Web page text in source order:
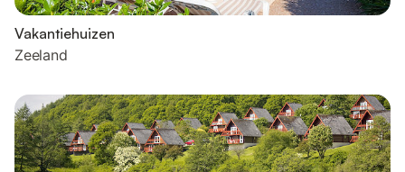
Vakantiehuizen
Zeeland